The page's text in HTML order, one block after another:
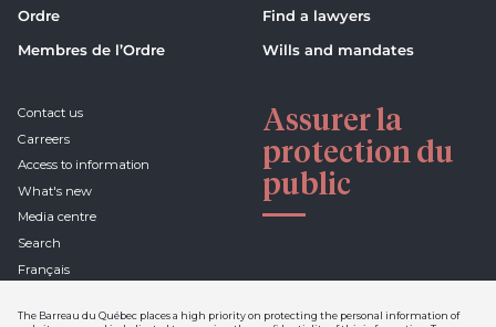
The Barreau du Québec places a high priority on protecting the personal information of
Ordre
Membres de l’Ordre
Find a lawyers
Wills and mandates
Contact us
Carreers
Access to information
What's new
Media centre
Search
Français
Assurer la
protection du
public